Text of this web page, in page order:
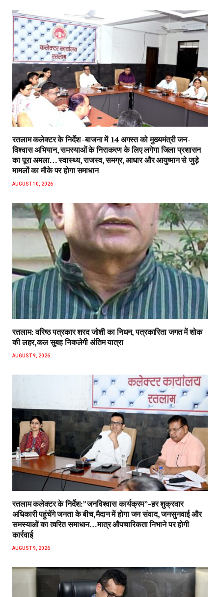
रतलाम कलेक्टर के निर्देश -बाजना में 14 अगस्त को मुख्यमंत्री जन-
विश्वास अभियान, समस्याओं के निराकरण के लिए लगेगा जिला प्रशासन
का पूरा अमला… स्वास्थ्य, राजस्व, समग्र, आधार और आयुष्मान से जुड़े
मामलों का मौके पर होगा समाधान
AUGUST 10, 2026
रतलाम: वरिष्ठ पत्रकार शरद जोशी का निधन, पत्रकारिता जगत में शोक
की लहर,कल सुबह निकलेगी अंतिम यात्रा
AUGUST 9, 2026
रतलाम कलेक्टर के निर्देश:”जनविश्वास कार्यक्रम”-हर शुक्रवार
अधिकारी पहुंचेंगे जनता के बीच,मैदान में होगा जन संवाद, जनसुनवाई और
समस्याओं का त्वरित समाधान…मात्र औपचारिकता निभाने पर होगी
कार्रवाई
AUGUST 9, 2026